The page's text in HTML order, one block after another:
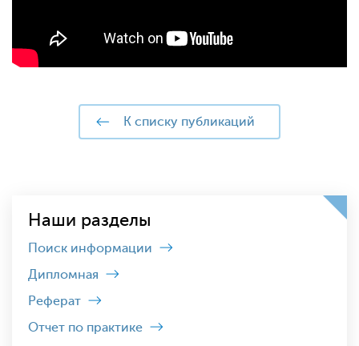
к списку публикаций
Наши разделы
Поиск информации
Дипломная
Реферат
Отчет по практике